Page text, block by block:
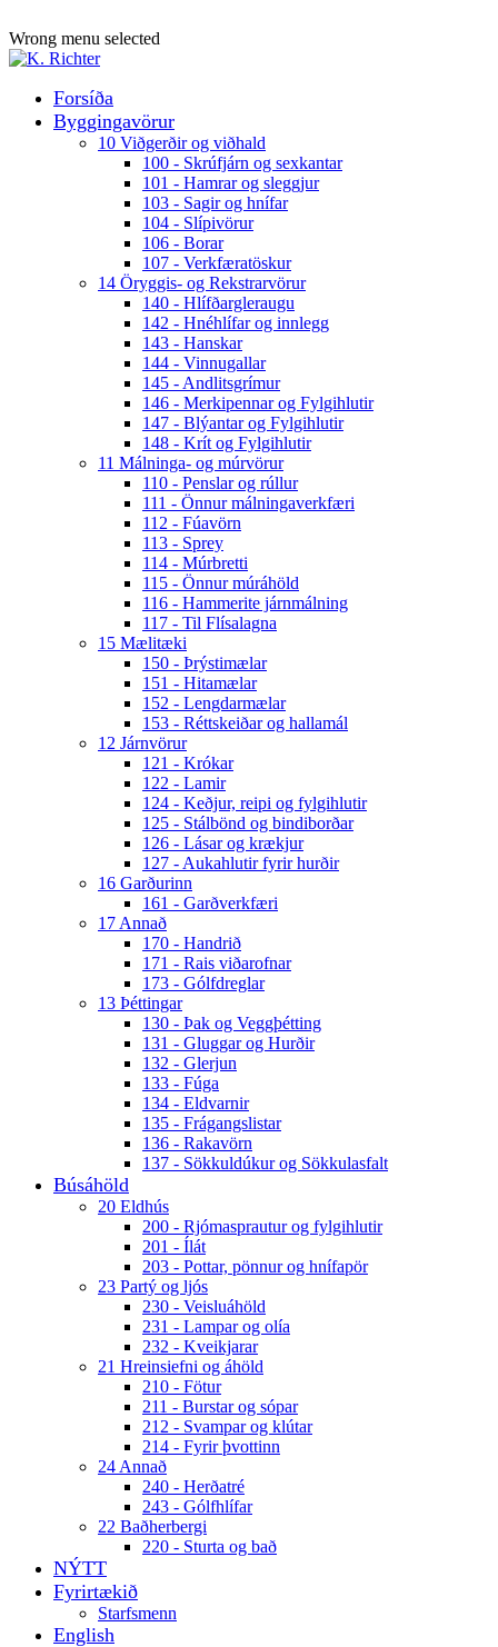
Wrong menu selected
Forsíða
Byggingavörur
10 Viðgerðir og viðhald
100 - Skrúfjárn og sexkantar
101 - Hamrar og sleggjur
103 - Sagir og hnífar
104 - Slípivörur
106 - Borar
107 - Verkfæratöskur
14 Öryggis- og Rekstrarvörur
140 - Hlífðargleraugu
142 - Hnéhlífar og innlegg
143 - Hanskar
144 - Vinnugallar
145 - Andlitsgrímur
146 - Merkipennar og Fylgihlutir
147 - Blýantar og Fylgihlutir
148 - Krít og Fylgihlutir
11 Málninga- og múrvörur
110 - Penslar og rúllur
111 - Önnur málningaverkfæri
112 - Fúavörn
113 - Sprey
114 - Múrbretti
115 - Önnur múráhöld
116 - Hammerite járnmálning
117 - Til Flísalagna
15 Mælitæki
150 - Þrýstimælar
151 - Hitamælar
152 - Lengdarmælar
153 - Réttskeiðar og hallamál
12 Járnvörur
121 - Krókar
122 - Lamir
124 - Keðjur, reipi og fylgihlutir
125 - Stálbönd og bindiborðar
126 - Lásar og krækjur
127 - Aukahlutir fyrir hurðir
16 Garðurinn
161 - Garðverkfæri
17 Annað
170 - Handrið
171 - Rais viðarofnar
173 - Gólfdreglar
13 Þéttingar
130 - Þak og Veggþétting
131 - Gluggar og Hurðir
132 - Glerjun
133 - Fúga
134 - Eldvarnir
135 - Frágangslistar
136 - Rakavörn
137 - Sökkuldúkur og Sökkulasfalt
Búsáhöld
20 Eldhús
200 - Rjómasprautur og fylgihlutir
201 - Ílát
203 - Pottar, pönnur og hnífapör
23 Partý og ljós
230 - Veisluáhöld
231 - Lampar og olía
232 - Kveikjarar
21 Hreinsiefni og áhöld
210 - Fötur
211 - Burstar og sópar
212 - Svampar og klútar
214 - Fyrir þvottinn
24 Annað
240 - Herðatré
243 - Gólfhlífar
22 Baðherbergi
220 - Sturta og bað
NÝTT
Fyrirtækið
Starfsmenn
English